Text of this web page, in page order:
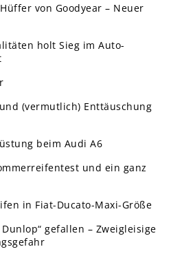
von Goodyear – Neuer
holt Sieg im Auto-
(vermutlich) Enttäuschung
beim Audi A6
und ein ganz
in Fiat-Ducato-Maxi-Größe
gefallen – Zweigleisige